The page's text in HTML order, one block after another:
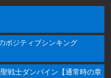
ポジティブシンキング
聖戦士ダンバイン【通常時の章